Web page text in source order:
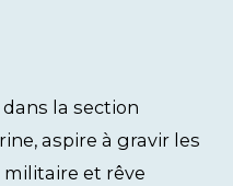
la section
aspire à gravir les
militaire et rêve